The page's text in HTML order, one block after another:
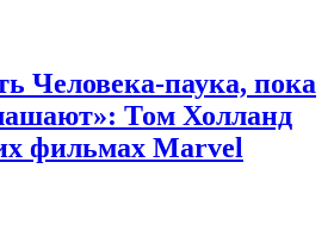
Человека-паука, пока
Том Холланд
фильмах Marvel